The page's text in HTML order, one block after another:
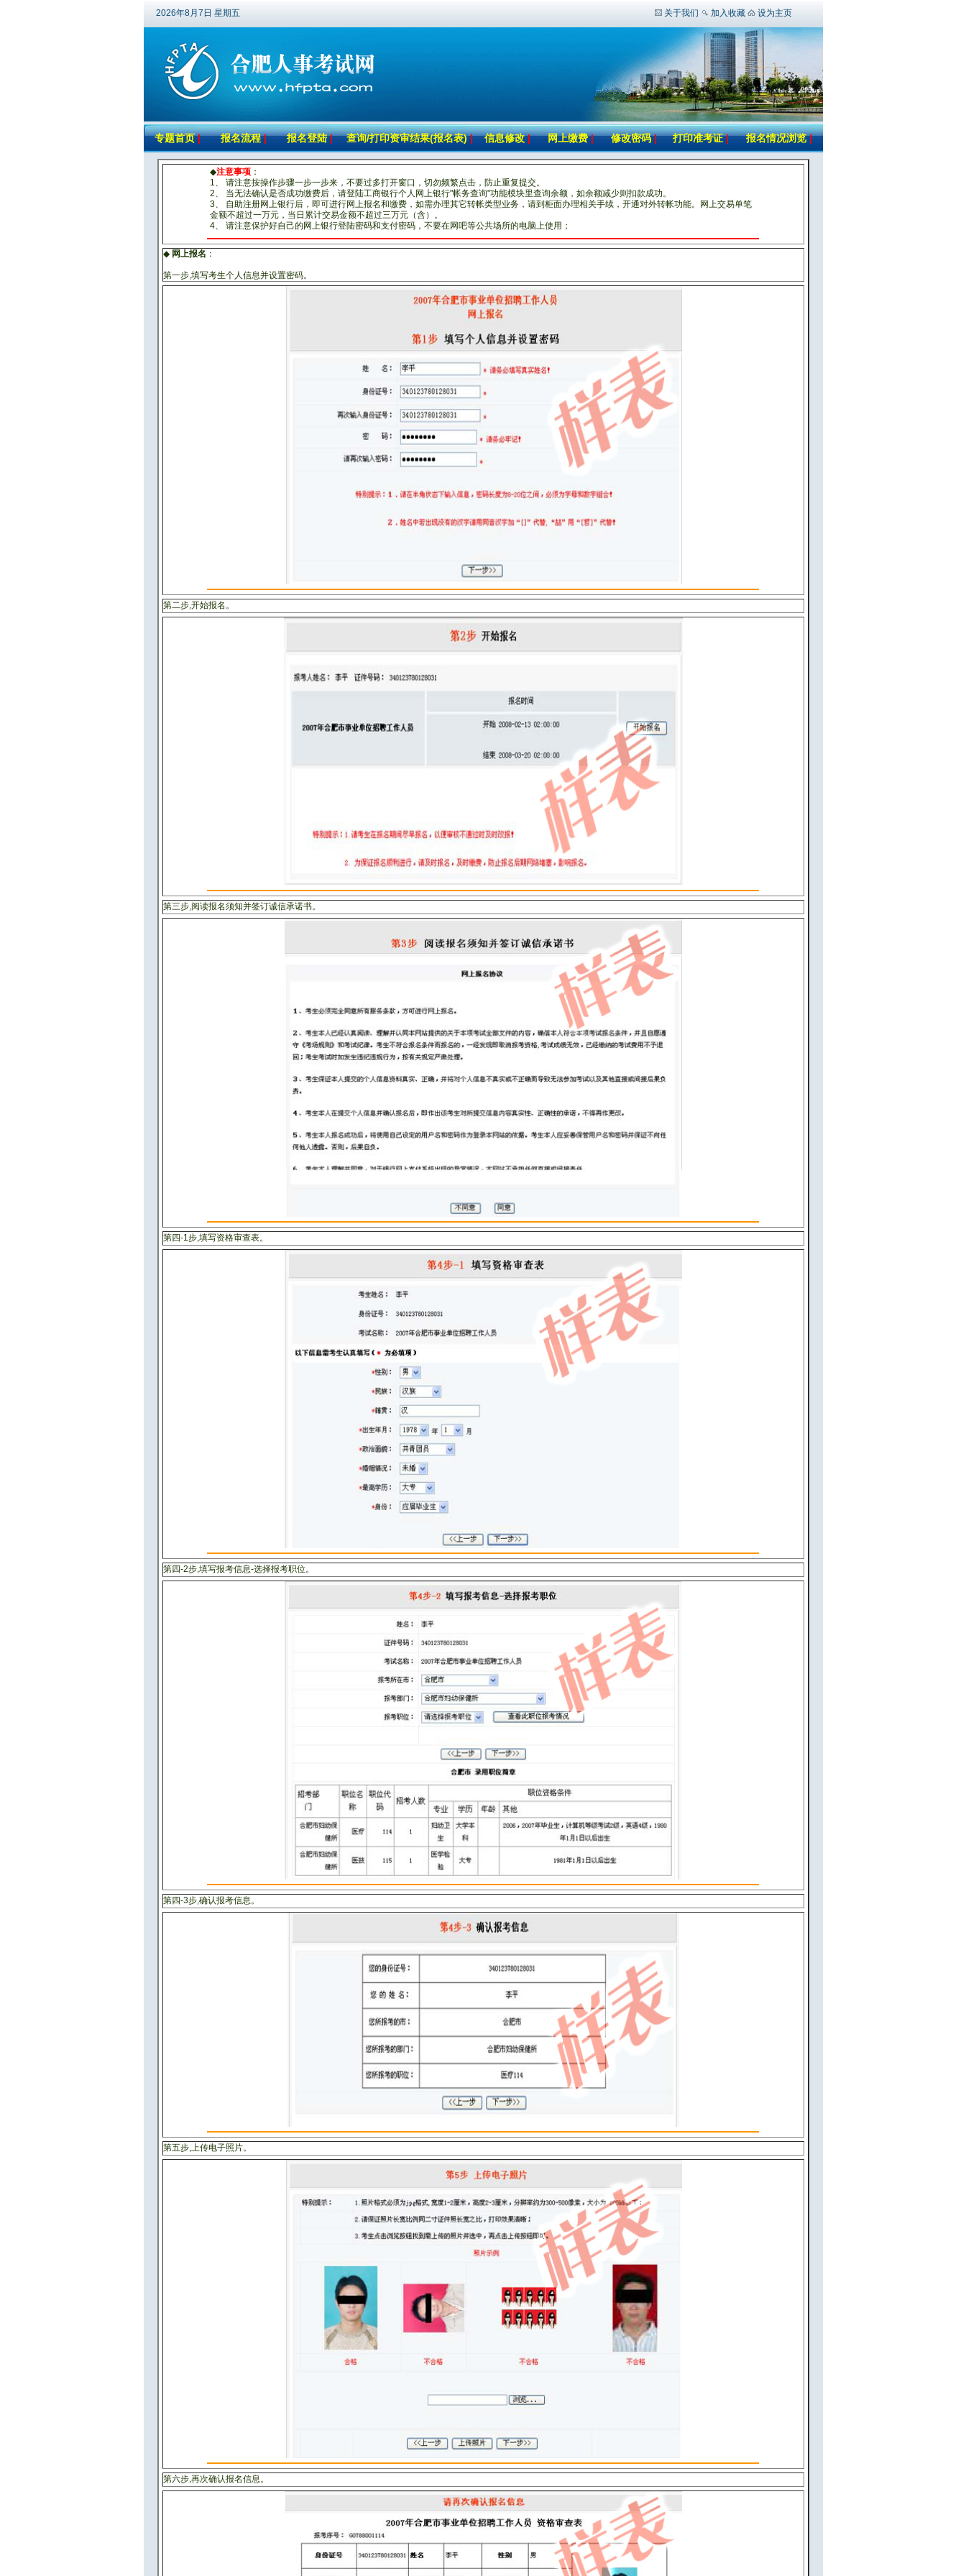
2026年8月7日 星期五 关于我们 加入收藏 设为主页
专题首页 | 报名流程| 报名登陆 | 查询/打印资审结果(报名表)| 信息修改| 网上缴费| 修改密码| 打印准考证 | 报名情况浏览|
◆注意事项 ：
1、 请注意按操作步骤一步一步来，不要过多打开窗口，切勿频繁点击，防止重复提交。
2、 当无法确认是否成功缴费后，请登陆工商银行个人网上银行"帐务查询"功能模块里查询余额，如余额减少则扣款成功。
3、 自助注册网上银行后，即可进行网上报名和缴费，如需办理其它转帐类型业务，请到柜面办理相关手续，开通对外转帐功能。网上交易单笔
金额不超过一万元，当日累计交易金额不超过三万元（含）。
4、 请注意保护好自己的网上银行登陆密码和支付密码，不要在网吧等公共场所的电脑上使用；
◆ 网上报名 ：
第一步,填写考生个人信息并设置密码。
第二步,开始报名。
第三步,阅读报名须知并签订诚信承诺书。
第四-1步,填写资格审查表。
第四-2步,填写报考信息-选择报考职位。
第四-3步,确认报考信息。
第五步,上传电子照片。
第六步,再次确认报名信息。